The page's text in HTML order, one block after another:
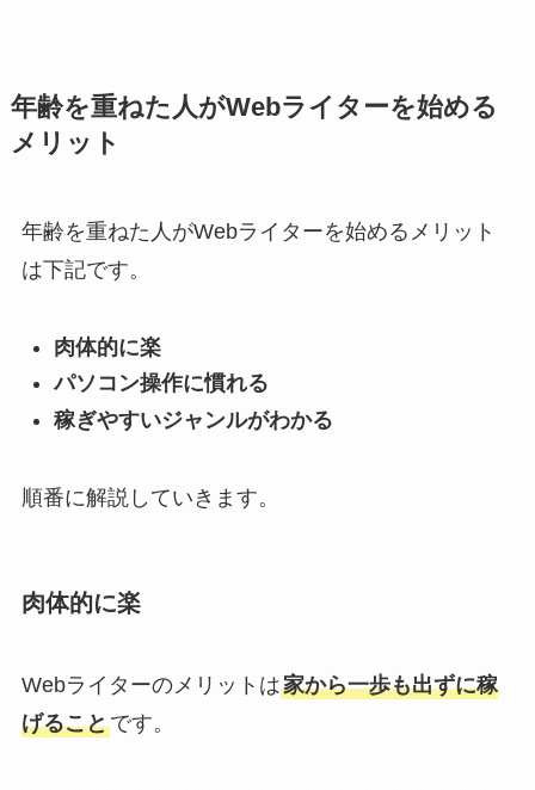
年齢を重ねた人がWebライターを始める
メリット
年齢を重ねた人がWebライターを始めるメリット
は下記です。
肉体的に楽
パソコン操作に慣れる
稼ぎやすいジャンルがわかる
順番に解説していきます。
肉体的に楽
Webライターのメリットは家から一歩も出ずに稼
げることです。